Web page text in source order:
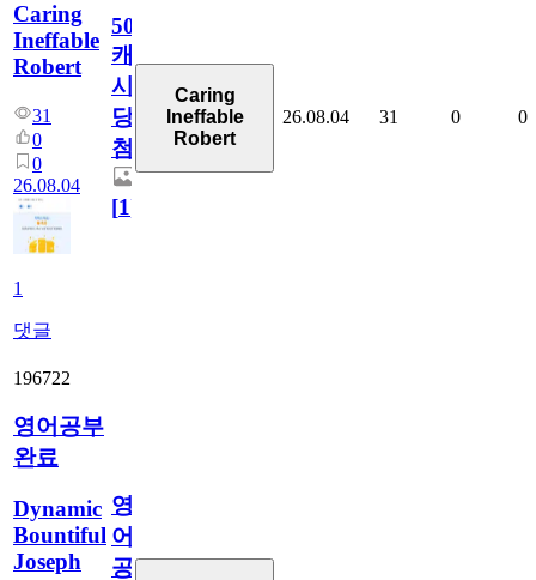
Caring
Ineffable
Robert
31
0
0
26.08.04
1
댓글
50
캐
시
당
첨
[1]
Caring
Ineffable
Robert
26.08.04 31 0 0
196722
영어공부
완료
Dynamic
Bountiful
Joseph
영
어
공